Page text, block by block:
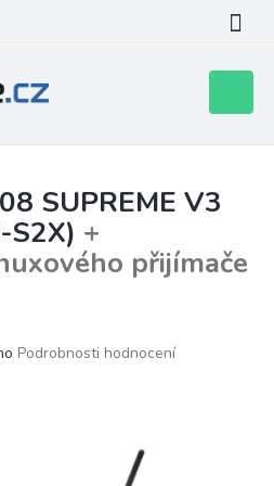
košík
SUPREME V3
+
přijímače
Podrobnosti hodnocení